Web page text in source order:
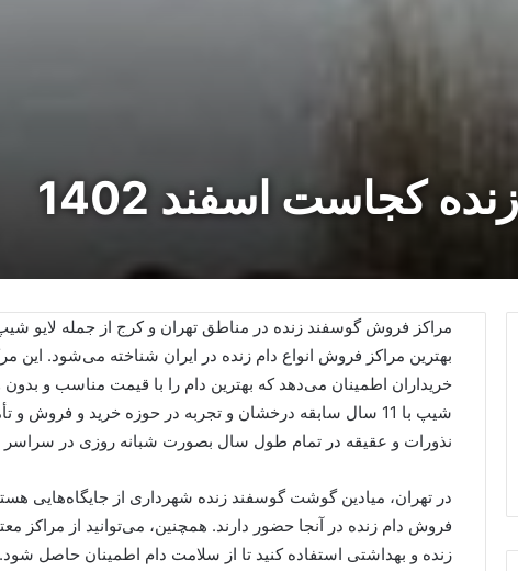
کجاست اسفند 1402
مراکز فروش گوسفند زنده در مناطق تهران و کرج از جمله لایو
بهترین مراکز فروش انواع دام زنده در ایران شناخته می‌شود. این
خریداران اطمینان می‌دهد که بهترین دام را با قیمت مناسب و
شیپ با 11 سال سابقه درخشان و تجربه در حوزه خرید و
نذورات و عقیقه در تمام طول سال بصورت شبانه روزی در سراسر
در تهران، میادین گوشت گوسفند زنده شهرداری از جایگاه‌هایی
فروش دام زنده در آنجا حضور دارند. همچنین، می‌توانید از مراکز
زنده و بهداشتی استفاده کنید تا از سلامت دام اطمینان حاصل شود.